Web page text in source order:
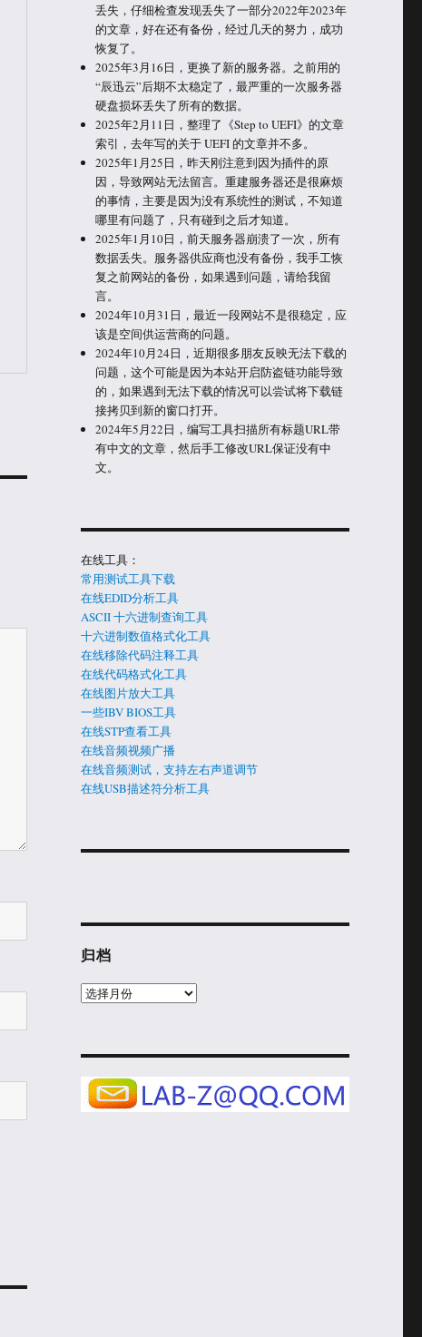
丢失，仔细检查发现丢失了一部分2022年2023年
的文章，好在还有备份，经过几天的努力，成功
恢复了。
2025年3月16日，更换了新的服务器。之前用的
“辰迅云”后期不太稳定了，最严重的一次服务器
硬盘损坏丢失了所有的数据。
2025年2月11日，整理了《Step to UEFI》的文章
索引，去年写的关于 UEFI 的文章并不多。
2025年1月25日，昨天刚注意到因为插件的原
因，导致网站无法留言。重建服务器还是很麻烦
的事情，主要是因为没有系统性的测试，不知道
哪里有问题了，只有碰到之后才知道。
2025年1月10日，前天服务器崩溃了一次，所有
数据丢失。服务器供应商也没有备份，我手工恢
复之前网站的备份，如果遇到问题，请给我留
言。
2024年10月31日，最近一段网站不是很稳定，应
该是空间供运营商的问题。
2024年10月24日，近期很多朋友反映无法下载的
问题，这个可能是因为本站开启防盗链功能导致
的，如果遇到无法下载的情况可以尝试将下载链
接拷贝到新的窗口打开。
2024年5月22日，编写工具扫描所有标题URL带
有中文的文章，然后手工修改URL保证没有中
文。
在线工具：
常用测试工具下载
在线EDID分析工具
ASCII 十六进制查询工具
十六进制数值格式化工具
在线移除代码注释工具
在线代码格式化工具
在线图片放大工具
一些IBV BIOS工具
在线STP查看工具
在线音频视频广播
在线音频测试，支持左右声道调节
在线USB描述符分析工具
归档
归